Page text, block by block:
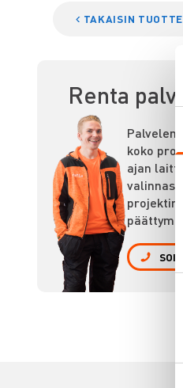
TAKAISIN
Renta
koko
ajan
valinnasta
projektin
SOITA